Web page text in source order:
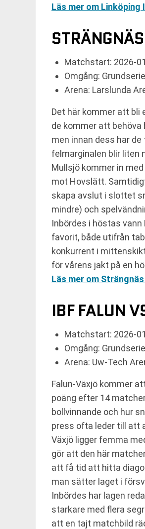
Läs mer om Linköping
Matchstart: 2026-
Omgång:
Arena: Larslunda
Det här kommer att bli
de kommer att
men innan dess har
felmarginalen blir liten
Mullsjö kommer in
mot Hovslätt.
skapa avslut i slottet
mindre) och
Inbördes i höstas
favorit, både utifrån
konkurrent i
för vårens jakt på en
Läs mer om
IBF FALUN
Matchstart: 2026-
Omgång:
Arena: Uw-Tech
Falun-Växjö kommer
poäng efter 14
bollvinnande och hur
press ofta leder till att
Växjö ligger femma
gör att den här
att få tid att hitta
man sätter laget i
Inbördes har lagen
starkare med flera
att en tajt matchbild